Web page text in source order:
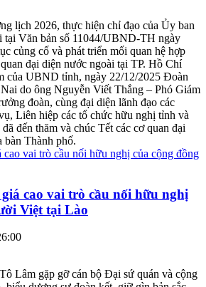
lịch 2026, thực hiện chỉ đạo của Ủy ban
tại Văn bản số 11044/UBND-TH ngày
củng cố và phát triển mối quan hệ hợp
đại diện nước ngoài tại TP. Hồ Chí
của UBND tỉnh, ngày 22/12/2025 Đoàn
do ông Nguyễn Viết Thắng – Phó Giám
đoàn, cùng đại diện lãnh đạo các
Liên hiệp các tổ chức hữu nghị tỉnh và
đến thăm và chúc Tết các cơ quan đại
bàn Thành phố.
cao vai trò cầu nối hữu nghị
Việt tại Lào
Lâm gặp gỡ cán bộ Đại sứ quán và cộng